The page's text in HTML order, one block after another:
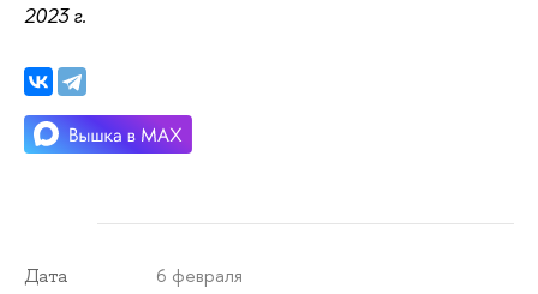
2023 г.
Дата 6 февраля